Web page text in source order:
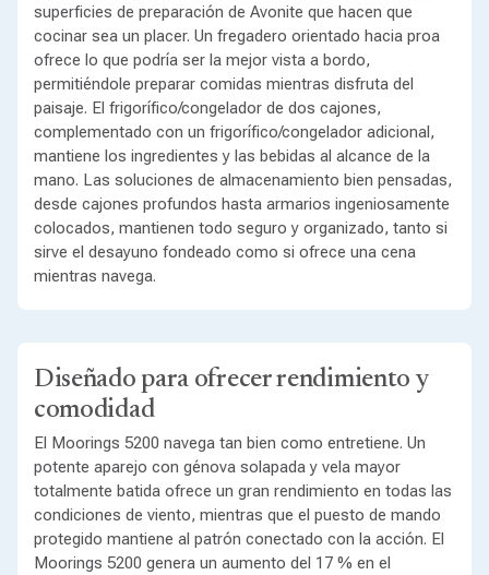
superficies de preparación de Avonite que hacen que
cocinar sea un placer. Un fregadero orientado hacia proa
ofrece lo que podría ser la mejor vista a bordo,
permitiéndole preparar comidas mientras disfruta del
paisaje. El frigorífico/congelador de dos cajones,
complementado con un frigorífico/congelador adicional,
mantiene los ingredientes y las bebidas al alcance de la
mano. Las soluciones de almacenamiento bien pensadas,
desde cajones profundos hasta armarios ingeniosamente
colocados, mantienen todo seguro y organizado, tanto si
sirve el desayuno fondeado como si ofrece una cena
mientras navega.
Diseñado para ofrecer rendimiento y
comodidad
El Moorings 5200 navega tan bien como entretiene. Un
potente aparejo con génova solapada y vela mayor
totalmente batida ofrece un gran rendimiento en todas las
condiciones de viento, mientras que el puesto de mando
protegido mantiene al patrón conectado con la acción. El
Moorings 5200 genera un aumento del 17 % en el